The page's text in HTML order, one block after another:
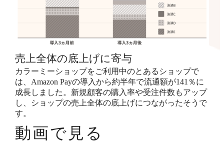
売上全体の底上げに寄与
カラーミーショップをご利用中のとあるショップで
は、Amazon Payの導入から約半年で流通額が141％に
成長しました。新規顧客の購入率や受注件数もアップ
し、ショップの売上全体の底上げにつながったそうで
す。
動画で見る